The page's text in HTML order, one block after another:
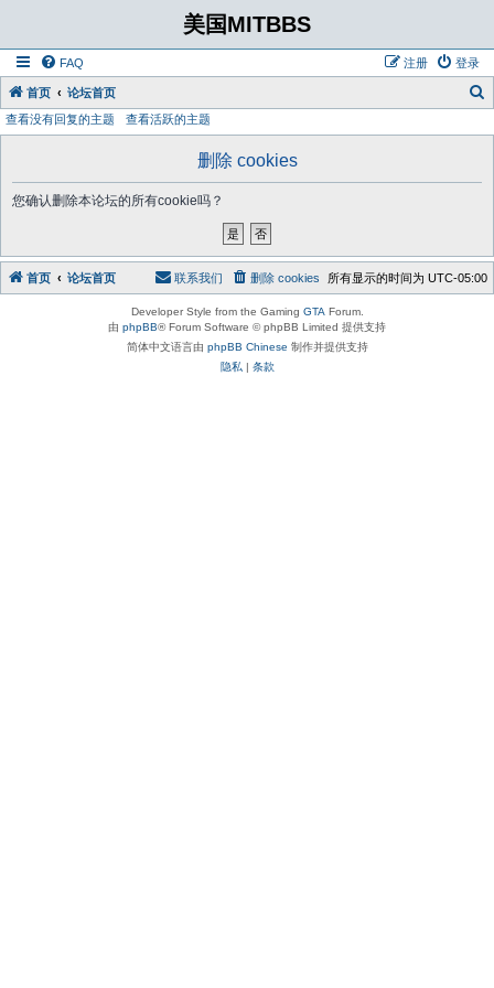
美国MITBBS
FAQ 登录
注册
首页 论坛首页
查看没有回复的主题 查看活跃的主题
删除 cookies
您确认删除本论坛的所有cookie吗？
首页 论坛首页 所有显示的时间为 UTC-05:00
删除 cookies
联系我们
Developer Style from the Gaming GTA Forum.
由 phpBB® Forum Software © phpBB Limited 提供支持
简体中文语言由 phpBB Chinese 制作并提供支持
隐私 | 条款